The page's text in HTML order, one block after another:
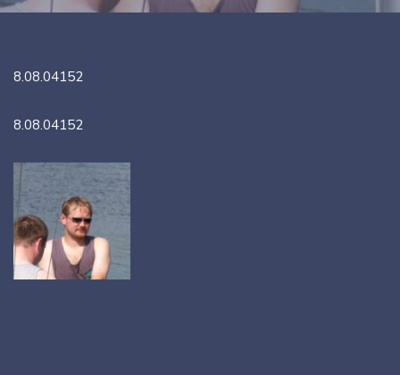
8.08.04152
8.08.04152